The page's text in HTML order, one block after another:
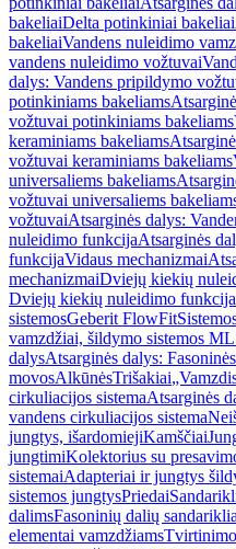
bakeliaiDelta potinkiniai bakeliai
bakeliaiVandens nuleidimo
vandens nuleidimo vožtuvai
dalys: Vandens pripildymo
potinkiniams bakeliams
vožtuvai potinkiniams bakeliams
keraminiams bakeliams
vožtuvai keraminiams bakeliams
universaliems bakeliams
vožtuvai universaliems
vožtuvaiAtsarginės dalys:
nuleidimo funkcijaAtsarginės
funkcijaVidaus mechanizmai
mechanizmaiDviejų kiekių
Dviejų kiekių nuleidimo funkcija
sistemosGeberit FlowFit
vamzdžiai, šildymo sistemos ML
dalysAtsarginės dalys:
movosAlkūnėsTrišakiai
cirkuliacijos sistemaAtsarginės
vandens cirkuliacijos sistema
jungtys, išardomiejiKamščiai
jungtimiKolektorius su
sistemaiAdapteriai ir jungtys
sistemos jungtysPriedai
dalimsFasoninių dalių
elementai vamzdžiams